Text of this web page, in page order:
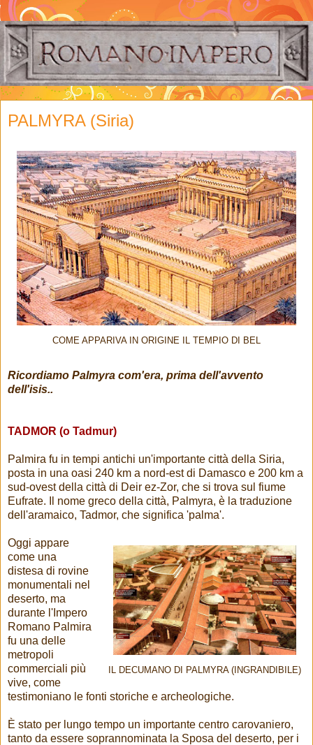
PALMYRA (Siria)
COME APPARIVA IN ORIGINE IL TEMPIO DI BEL
Ricordiamo Palmyra com'era, prima dell'avvento
dell'isis..
TADMOR (o Tadmur)
Palmira fu in tempi antichi un'importante città della Siria,
posta in una oasi 240 km a nord-est di Damasco e 200 km a
sud-ovest della città di Deir ez-Zor, che si trova sul fiume
Eufrate. Il nome greco della città, Palmyra, è la traduzione
dell'aramaico, Tadmor, che significa 'palma'.
IL DECUMANO DI PALMYRA (INGRANDIBILE)
Oggi appare
come una
distesa di rovine
monumentali nel
deserto, ma
durante l'Impero
Romano Palmira
fu una delle
metropoli
commerciali più
vive, come
testimoniano le fonti storiche e archeologiche.
È stato per lungo tempo un importante centro carovaniero,
tanto da essere soprannominata la Sposa del deserto, per i